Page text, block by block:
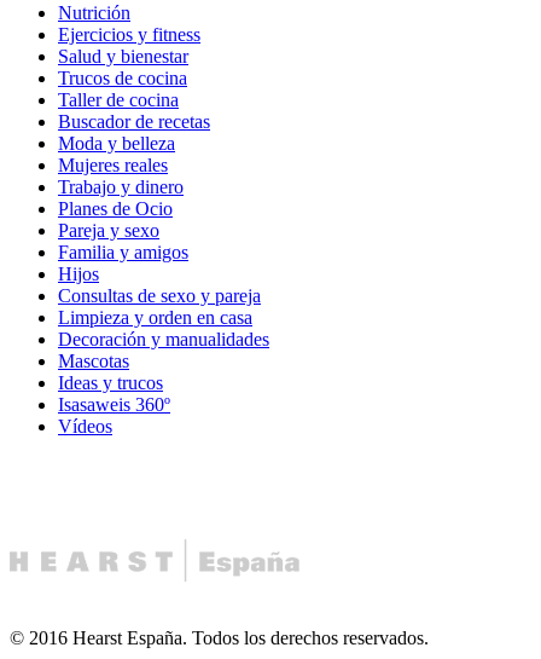
Nutrición
Ejercicios y fitness
Salud y bienestar
Trucos de cocina
Taller de cocina
Buscador de recetas
Moda y belleza
Mujeres reales
Trabajo y dinero
Planes de Ocio
Pareja y sexo
Familia y amigos
Hijos
Consultas de sexo y pareja
Limpieza y orden en casa
Decoración y manualidades
Mascotas
Ideas y trucos
Isasaweis 360º
Vídeos
© 2016 Hearst España. Todos los derechos reservados.